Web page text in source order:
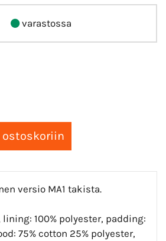
varastossa
versio MA1 takista.
lining: 100% polyester, padding:
75% cotton 25% polyester,